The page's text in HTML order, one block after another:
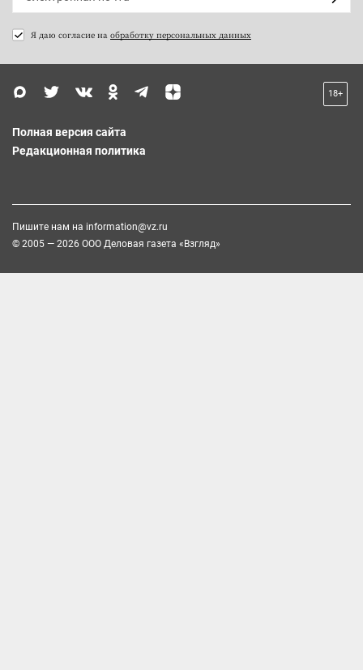
Я даю согласие на обработку персональных данных
18+
Полная версия сайта
Редакционная политика
Пишите нам на information@vz.ru
© 2005 — 2026 ООО Деловая газета «Взгляд»